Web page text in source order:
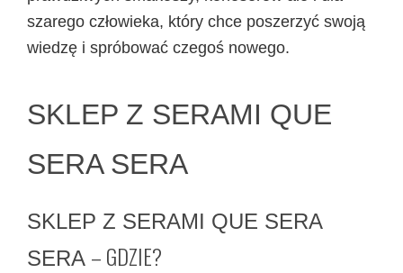
szarego człowieka, który chce poszerzyć swoją
wiedzę i spróbować czegoś nowego.
SKLEP Z SERAMI QUE
SERA SERA
SKLEP Z SERAMI QUE SERA
SERA – GDZIE?